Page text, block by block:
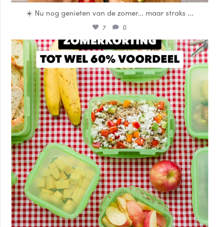
☀️ Nu nog genieten van de zomer... maar straks ...
7 0
locklocknl
Jul 25